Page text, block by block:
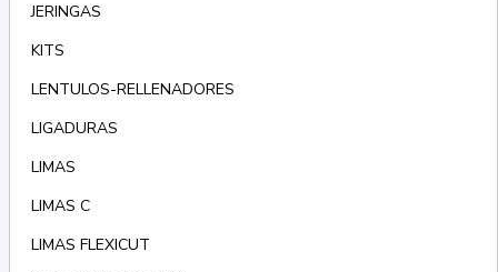
JERINGAS
KITS
LENTULOS-RELLENADORES
LIGADURAS
LIMAS
LIMAS C
LIMAS FLEXICUT